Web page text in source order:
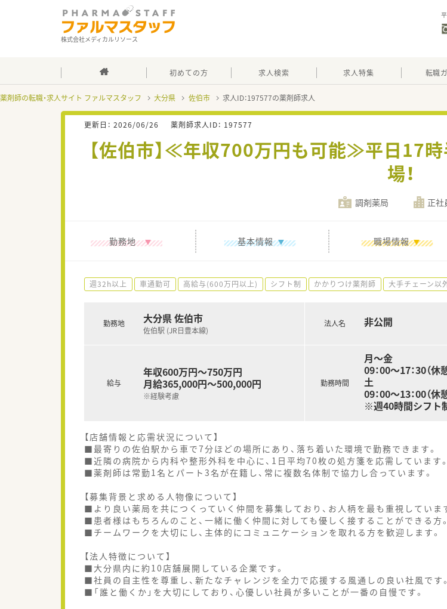
株式会社メディカルリソース
初めての方 求人検索 求人特集 転職
薬剤師の転職・求人サイト ファルマスタッフ 大分県 佐伯市 求人ID：197577の薬剤師求人
更新日： 2026/06/26 薬剤師求人ID： 197577
【佐伯市】≪年収700万円も可能≫平日17
場！
調剤薬局 正社
勤務地 基本情報 職場情報
週32h以上 車通勤可 高給与(600万円以上) シフト制 かかりつけ薬剤師 大手チェーン以
勤務地 大分県 佐伯市
佐伯駅 (JR日豊本線)
給与
年収600万円～750万円
月給365,000円～500,000円
※経験考慮
法人名 非公開
勤務時間
月～金
09：00～17：30（休
土
09：00～13：00（休
※週40時間シフト
【店舗情報と応需状況について】
■最寄りの佐伯駅から車で7分ほどの場所にあり、落ち着いた環境で勤務できます。
■近隣の病院から内科や整形外科を中心に、1日平均70枚の処方箋を応需しています。
■薬剤師は常勤1名とパート3名が在籍し、常に複数名体制で協力し合っています。
【募集背景と求める人物像について】
■より良い薬局を共につくっていく仲間を募集しており、お人柄を最も重視していま
■患者様はもちろんのこと、一緒に働く仲間に対しても優しく接することができる方。
■チームワークを大切にし、主体的にコミュニケーションを取れる方を歓迎します。
【法人特徴について】
■大分県内に約10店舗展開している企業です。
■社員の自主性を尊重し、新たなチャレンジを全力で応援する風通しの良い社風です。
■「誰と働くか」を大切にしており、心優しい社員が多いことが一番の自慢です。